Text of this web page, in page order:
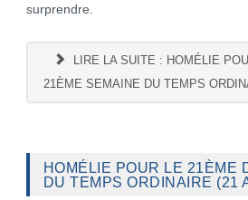
surprendre.
LIRE LA SUITE : HOMÉLIE
21ÈME SEMAINE DU TEMPS
HOMÉLIE POUR LE 21ÈME
DU TEMPS ORDINAIRE (21